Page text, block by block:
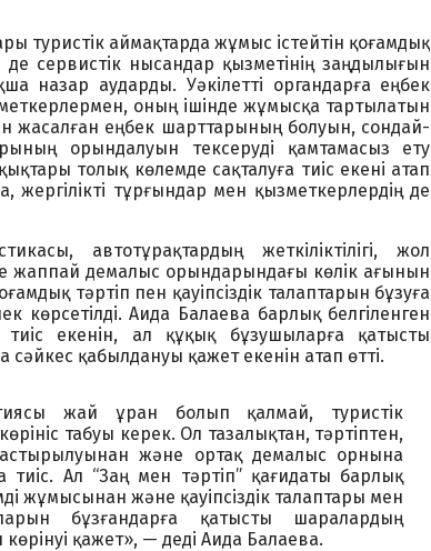
туристік аймақтарда жұмыс істейтін қоғамдық
сервистік нысандар қызметінің заңдылығын
назар аударды. Уәкілетті органдарға еңбек
оның ішінде жұмысқа тартылатын
жасалған еңбек шарттарының болуын, сондай-
орындалуын тексеруді қамтамасыз ету
толық көлемде сақталуға тиіс екені атап
жергілікті тұрғындар мен қызметкерлердің де
автотұрақтардың жеткіліктілігі, жол
жаппай демалыс орындарындағы көлік ағынын
тәртіп пен қауіпсіздік талаптарын бұзуға
көрсетілді. Аида Балаева барлық белгіленген
тиіс екенін, ал құқық бұзушыларға қатысты
қабылдануы қажет екенін атап өтті.
жай ұран болып қалмай, туристік
табуы керек. Ол тазалықтан, тәртіптен,
және ортақ демалыс орнына
тиіс. Ал “Заң мен тәртіп” қағидаты барлық
жұмысынан және қауіпсіздік талаптары мен
бұзғандарға қатысты шаралардың
қажет», — деді Аида Балаева.